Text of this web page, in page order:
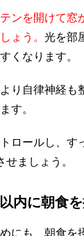
ンを開けて窓
ょう。 光を部
くなります。
り自律神経も
す。
ロールし、す
ましょう。
内に朝食
にも、朝食を